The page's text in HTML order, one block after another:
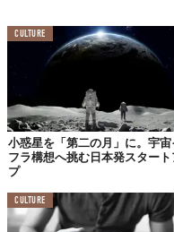
これは寝ながら本を読みた
ど、結論、やっぱりいらな
ここで紹介したものは、ほ
で、気になる人はこちらか
CULTURE
小惑星を「第二の月」に。宇宙
フラ構想へ挑む日本発スタート
プ
CULTURE